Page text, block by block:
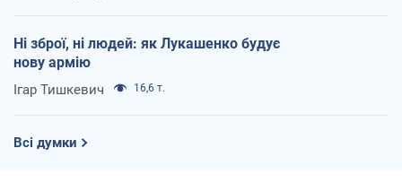
Ні зброї, ні людей: як Лукашенко будує
нову армію
Ігар Тишкевич 16,6 т.
Всі думки